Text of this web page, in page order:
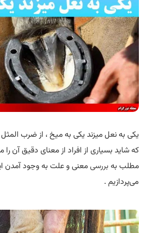
یکی به نعل میزند یکی به میخ ، از ضرب
که شاید بسیاری از افراد از معنای دقیق آن را
مطلب به بررسیمعنی و علت به وجود آمدن
می‌پردازیم .